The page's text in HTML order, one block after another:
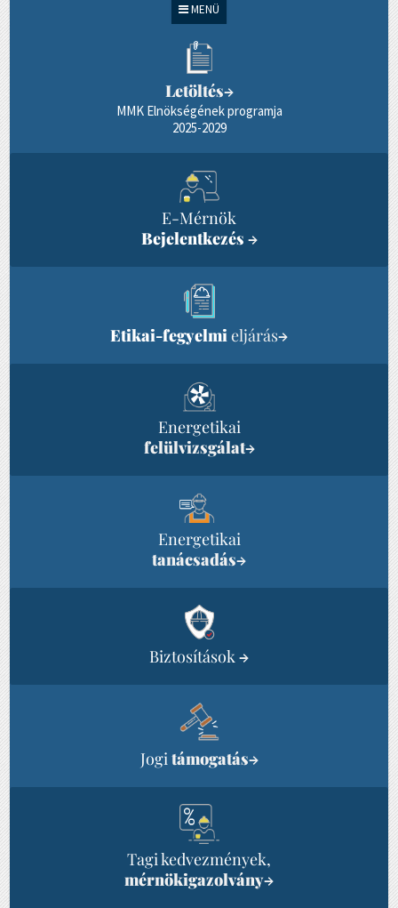
MENÜ
Letöltés→
MMK Elnökségének programja
2025-2029
E-Mérnök
Bejelentkezés →
Etikai-fegyelmieljárás→
Energetikai
felülvizsgálat→
Energetikai
tanácsadás→
Biztosítások →
Jogitámogatás→
Tagi kedvezmények,
mérnökigazolvány→